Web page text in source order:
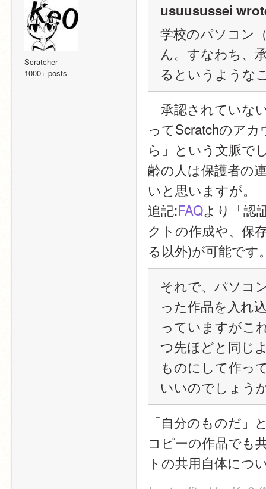
Scratcher
1000+ posts
usuusussei
学校のパソコン
ん。すなわち、
るというような
「承認されてい
ってScratchのア
ら」という文脈で
齢の人は保護者の
いと思いますが。
追記:FAQより「認
クトの作成や、保
る以外)が可能です
それで、パソコ
った作品を入れ
っていますがこ
つ先ほどと同じ
ものにして作っ
いいのでしょう
「自分のものだ
コピーの作品でも
トの共用自体につ